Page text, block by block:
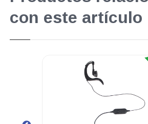
con este artículo